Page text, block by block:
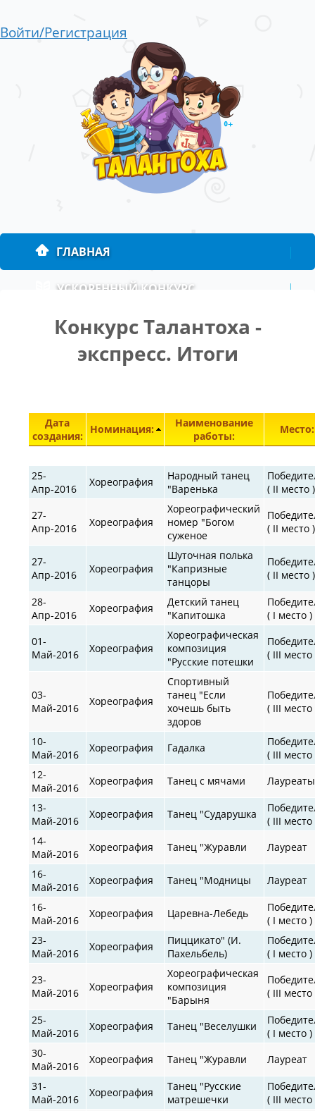
Войти/Регистрация
ГЛАВНАЯ |
УСКОРЕННЫЙ КОНКУРС |
ПРАВИЛА | | КОНТАКТЫ
Конкурс Талантоха -
экспресс. Итоги
Дата
создания:
Номинация:
Наименование
работы:
Место:
25-
Апр-2016
Хореография
Народный танец
"Варенька
( II место )
27-
Апр-2016
Хореография
Хореографический
номер "Богом
суженое
( II место )
27-
Апр-2016
Хореография
Шуточная полька
"Капризные
танцоры
( II место )
28-
Апр-2016
Хореография
Детский танец
"Капитошка
( I место )
01-
Май-2016
Хореография
Хореографическая
композиция
"Русские потешки
( III место
03-
Май-2016
Хореография
Спортивный
танец "Если
хочешь быть
здоров
( III место
10-
Май-2016
Хореография Гадалка
( III место
12-
Май-2016
Хореография Танец с мячами
Лауреаты
13-
Май-2016
Хореография Танец "Сударушка
( III место
14-
Май-2016
Хореография Танец "Журавли
Лауреат
16-
Май-2016
Хореография Танец "Модницы
Лауреат
16-
Май-2016
Хореография Царевна-Лебедь
( I место )
23-
Май-2016
Хореография
Пиццикато" (И.
Пахельбель)
( I место )
23-
Май-2016
Хореография
Хореографическая
композиция
"Барыня
( III место
25-
Май-2016
Хореография Танец "Веселушки
( I место )
30-
Май-2016
Хореография Танец "Журавли
Лауреат
31-
Май-2016
Хореография
Танец "Русские
матрешечки
( III место